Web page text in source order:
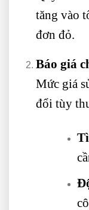
tăng vào
đơn đỏ.
Báo giá
Mức giá
đổi tùy